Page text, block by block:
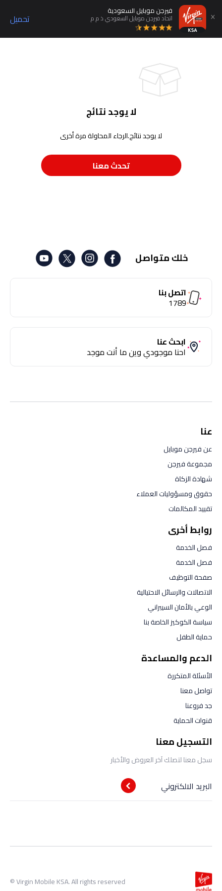
تحميل
فيرجن موبايل السعودية
اتحاد فيرجن موبايل السعودي ذ م م
لا يوجد نتائج
لا يوجد نتائج.الرجاء المحاولة مرة أخرى
تحدث معنا
خلك متواصل
اتصل بنا
1789
ابحث عنا
احنا موجودي وين ما أنت موجد
عنا
عن فيرجن موبايل
مجموعة فيرجن
شهادة الزكاة
حقوق ومسؤوليات العملاء
تقييد المكالمات
روابط أخرى
فصل الخدمة
فصل الخدمة
صفحة التوظيف
الاتصالات والرسائل الاحتيالية
الوعي بالأمان السيبراني
سياسة الكوكيز الخاصة بنا
حماية الطفل
الدعم والمساعدة
الأسئلة المتكررة
تواصل معنا
جد فروعنا
قنوات الحماية
التسجيل معنا
سجل معنا لتصلك آخر العروض والأخبار
البريد الالكتروني
Virgin Mobile KSA. All rights reserved ©